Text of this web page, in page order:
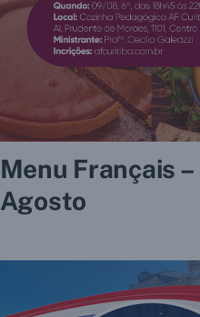
Menu Français –
Agosto